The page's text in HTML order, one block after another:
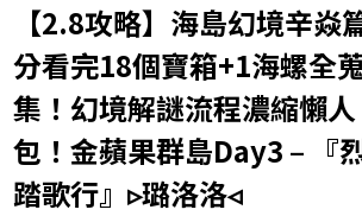
【2.8攻略】海島幻境辛焱
分看完18個寶箱+1海螺全
集！幻境解謎流程濃縮懶人
包！金蘋果群島Day3 – 『
踏歌行』▹璐洛洛◃